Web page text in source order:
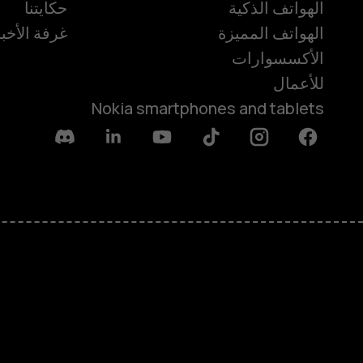
الهواتف الذكية
الهواتف المميزة
الأكسسوارات
للأعمال
Nokia smartphones and tablets
حكايتنا
غرفة
Facebook
Instagram
Tiktok
Youtube
Linkedin
Discord